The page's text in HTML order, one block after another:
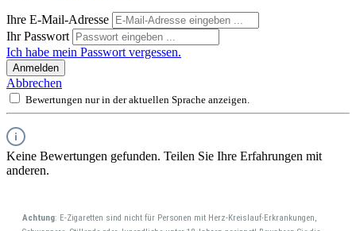
Ihre E-Mail-Adresse
Ihr Passwort
Ich habe mein Passwort vergessen.
Anmelden
Abbrechen
Bewertungen nur in der aktuellen Sprache anzeigen.
Keine Bewertungen gefunden. Teilen Sie Ihre Erfahrungen mit
anderen.
Achtung: E-Zigaretten sind nicht für Personen mit Herz-Kreislauf-Erkrankungen,